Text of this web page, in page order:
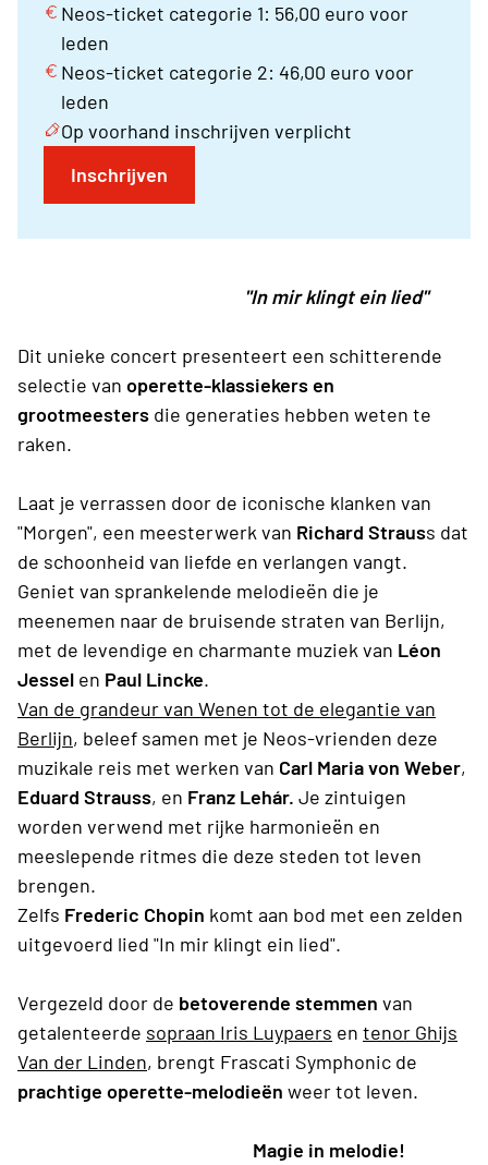
Neos-ticket categorie 1: 56,00 euro voor
leden
Neos-ticket categorie 2: 46,00 euro voor
leden
Op voorhand inschrijven verplicht
Inschrijven
"In mir klingt ein lied"
Dit unieke concert presenteert een schitterende
selectie van operette-klassiekers en
grootmeesters die generaties hebben weten te
raken.
Laat je verrassen door de iconische klanken van
"Morgen", een meesterwerk van Richard Strauss dat
de schoonheid van liefde en verlangen vangt.
Geniet van sprankelende melodieën die je
meenemen naar de bruisende straten van Berlijn,
met de levendige en charmante muziek van Léon
Jessel en Paul Lincke.
Van de grandeur van Wenen tot de elegantie van
Berlijn, beleef samen met je Neos-vrienden deze
muzikale reis met werken van Carl Maria von Weber,
Eduard Strauss, en Franz Lehár. Je zintuigen
worden verwend met rijke harmonieën en
meeslepende ritmes die deze steden tot leven
brengen.
Zelfs Frederic Chopin komt aan bod met een zelden
uitgevoerd lied "In mir klingt ein lied".
Vergezeld door de betoverende stemmen van
getalenteerde sopraan Iris Luypaers en tenor Ghijs
Van der Linden, brengt Frascati Symphonic de
prachtige operette-melodieën weer tot leven.
Magie in melodie!